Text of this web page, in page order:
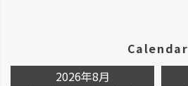
Calendar
2026年8月